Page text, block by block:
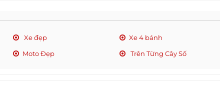
Xe đẹp Xe 4 bánh
Moto Đẹp
Trên Từng Cây Số